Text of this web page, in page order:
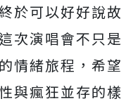
於可以好好說故
這次演唱會不只是
情緒旅程， 希望
與瘋狂並存的樣